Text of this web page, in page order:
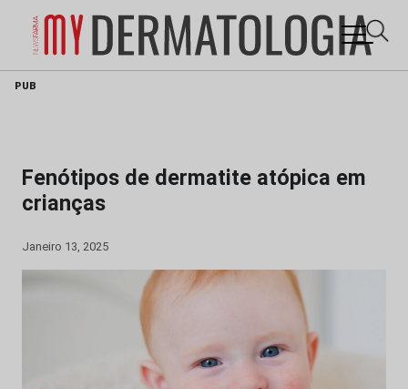
Skip
PUB
Fenótipos de dermatite atópica em
crianças
Janeiro 13, 2025